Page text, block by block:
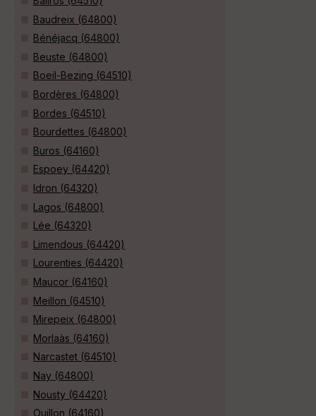
Baudreix (64800)
Bénéjacq (64800)
Beuste (64800)
Boeil-Bezing (64510)
Bordères (64800)
Bordes (64510)
Bourdettes (64800)
Buros (64160)
Espoey (64420)
Idron (64320)
Lagos (64800)
Lée (64320)
Limendous (64420)
Lourenties (64420)
Maucor (64160)
Meillon (64510)
Mirepeix (64800)
Morlaàs (64160)
Narcastet (64510)
Nay (64800)
Nousty (64420)
Ouillon (64160)